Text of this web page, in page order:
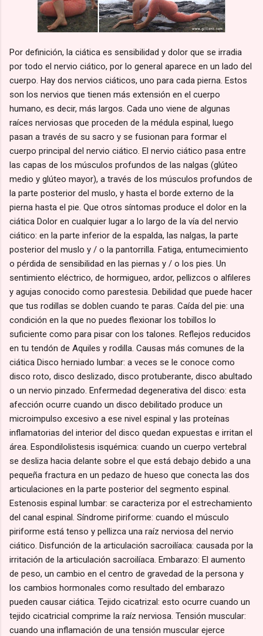
Por definición, la ciática es sensibilidad y dolor que se irradia
por todo el nervio ciático, por lo general aparece en un lado del
cuerpo. Hay dos nervios ciáticos, uno para cada pierna. Estos
son los nervios que tienen más extensión en el cuerpo
humano, es decir, más largos. Cada uno viene de algunas
raíces nerviosas que proceden de la médula espinal, luego
pasan a través de su sacro y se fusionan para formar el
cuerpo principal del nervio ciático. El nervio ciático pasa entre
las capas de los músculos profundos de las nalgas (glúteo
medio y glúteo mayor), a través de los músculos profundos de
la parte posterior del muslo, y hasta el borde externo de la
pierna hasta el pie. Que otros síntomas produce el dolor en la
ciática Dolor en cualquier lugar a lo largo de la vía del nervio
ciático: en la parte inferior de la espalda, las nalgas, la parte
posterior del muslo y / o la pantorrilla. Fatiga, entumecimiento
o pérdida de sensibilidad en las piernas y / o los pies. Un
sentimiento eléctrico, de hormigueo, ardor, pellizcos o alfileres
y agujas conocido como parestesia. Debilidad que puede hacer
que tus rodillas se doblen cuando te paras. Caída del pie: una
condición en la que no puedes flexionar los tobillos lo
suficiente como para pisar con los talones. Reflejos reducidos
en tu tendón de Aquiles y rodilla. Causas más comunes de la
ciática Disco herniado lumbar: a veces se le conoce como
disco roto, disco deslizado, disco protuberante, disco abultado
o un nervio pinzado. Enfermedad degenerativa del disco: esta
afección ocurre cuando un disco debilitado produce un
microimpulso excesivo a ese nivel espinal y las proteínas
inflamatorias del interior del disco quedan expuestas e irritan el
área. Espondilolistesis isquémica: cuando un cuerpo vertebral
se desliza hacia delante sobre el que está debajo debido a una
pequeña fractura en un pedazo de hueso que conecta las dos
articulaciones en la parte posterior del segmento espinal.
Estenosis espinal lumbar: se caracteriza por el estrechamiento
del canal espinal. Síndrome piriforme: cuando el músculo
piriforme está tenso y pellizca una raíz nerviosa del nervio
ciático. Disfunción de la articulación sacroilíaca: causada por la
irritación de la articulación sacroilíaca. Embarazo: El aumento
de peso, un cambio en el centro de gravedad de la persona y
los cambios hormonales como resultado del embarazo
pueden causar ciática. Tejido cicatrizal: esto ocurre cuando un
tejido cicatricial comprime la raíz nerviosa. Tensión muscular:
cuando una inflamación de una tensión muscular ejerce